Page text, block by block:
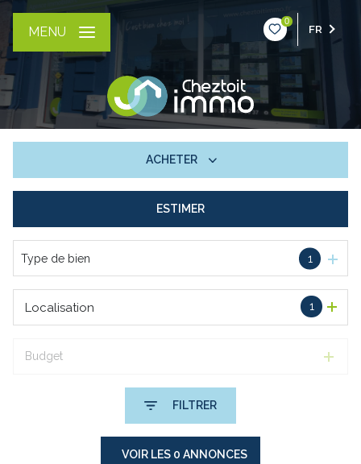
0
FR
MENU
ACHETER
ESTIMER
Type de bien 1
1
Localisation
Budget
FILTRER
VOIR LES 0 ANNONCES